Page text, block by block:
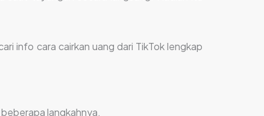
info cara cairkan uang dari TikTok lengkap
langkahnya.